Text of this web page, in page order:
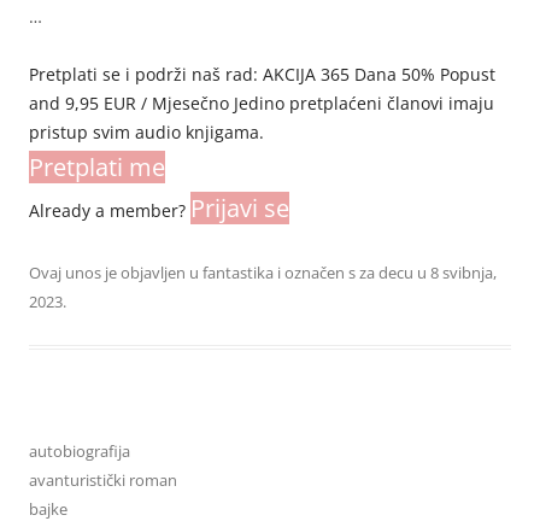
…
Pretplati se i podrži naš rad: AKCIJA 365 Dana 50% Popust
and 9,95 EUR / Mjesečno Jedino pretplaćeni članovi imaju
pristup svim audio knjigama.
Pretplati me
Already a member? Prijavi se
Ovaj unos je objavljen u fantastika i označen sza decu u 8 svibnja,
2023.
autobiografija
avanturistički roman
bajke